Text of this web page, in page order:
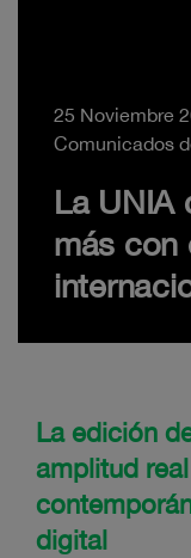
25 Noviembre
Comunicados
La UNIA
más con
La edición
amplitud
digital